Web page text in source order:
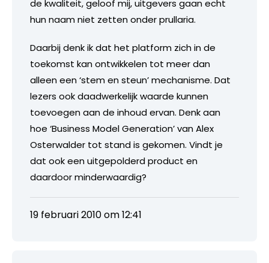
de kwaliteit, geloof mij, uitgevers gaan echt
hun naam niet zetten onder prullaria.
Daarbij denk ik dat het platform zich in de
toekomst kan ontwikkelen tot meer dan
alleen een ‘stem en steun’ mechanisme. Dat
lezers ook daadwerkelijk waarde kunnen
toevoegen aan de inhoud ervan. Denk aan
hoe ‘Business Model Generation’ van Alex
Osterwalder tot stand is gekomen. Vindt je
dat ook een uitgepolderd product en
daardoor minderwaardig?
19 februari 2010 om 12:41